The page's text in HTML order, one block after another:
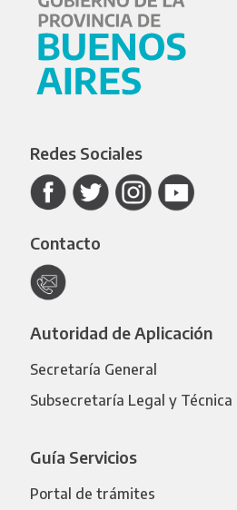
Redes Sociales
Contacto
Autoridad de Aplicación
Secretaría General
Subsecretaría Legal y Técnica
Guía Servicios
Portal de trámites